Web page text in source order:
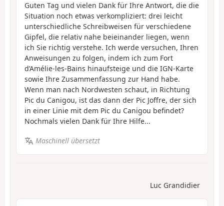
Guten Tag und vielen Dank für Ihre Antwort, die die
Situation noch etwas verkompliziert: drei leicht
unterschiedliche Schreibweisen für verschiedene
Gipfel, die relativ nahe beieinander liegen, wenn
ich Sie richtig verstehe. Ich werde versuchen, Ihren
Anweisungen zu folgen, indem ich zum Fort
d’Amélie-les-Bains hinaufsteige und die IGN-Karte
sowie Ihre Zusammenfassung zur Hand habe.
Wenn man nach Nordwesten schaut, in Richtung
Pic du Canigou, ist das dann der Pic Joffre, der sich
in einer Linie mit dem Pic du Canigou befindet?
Nochmals vielen Dank für Ihre Hilfe...
Maschinell übersetzt
Luc Grandidier